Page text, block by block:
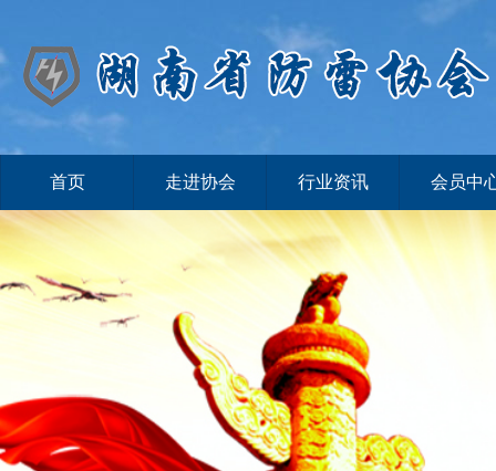
首页 走进协会 行业资讯 会员中